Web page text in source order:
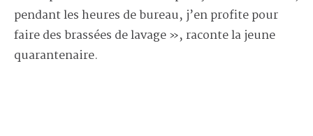
pendant les heures de bureau, j’en profite pour
faire des brassées de lavage », raconte la jeune
quarantenaire.